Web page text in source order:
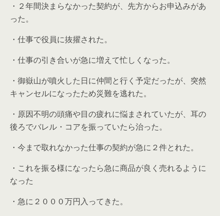
・２年間決まらなかった契約が、先方からお申込みがあ
った。
・仕事で役員に抜擢された。
・仕事の引き合いが急に増えて忙しくなった。
・御嶽山が噴火した日に仲間と行く予定だったが、突然
キャンセルになったため災難を逃れた。
・原因不明の頭痛や目の疲れに悩まされていたが、耳の
後ろでバレル・コアを振っていたら治った。
・今まで取れなかった仕事の契約が急に２件とれた。
・これを振る様になったら急に商品が良く売れるように
なった
・急に２０００万円入ってきた。